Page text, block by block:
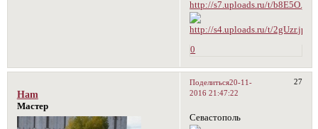
0
Поделиться 27
20-11-
2016 21:47:22
Ham
Мастер
Севастополь